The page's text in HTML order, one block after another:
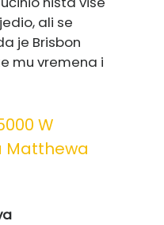
ali se
je Brisbon
mu vremena i
W
Matthewa